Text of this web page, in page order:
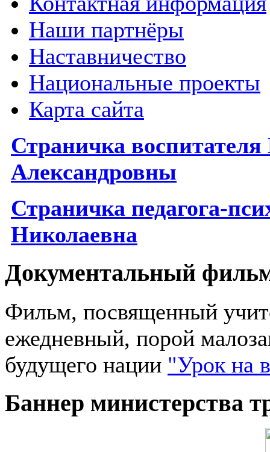
Наши партнёры
Наставничество
Национальные проекты
Карта сайта
Страничка
Александровны
Страничка педагога-
Николаевна
Документальный
Фильм, посвященный
ежедневный, порой
будущего нации "Урок на
Баннер министерства